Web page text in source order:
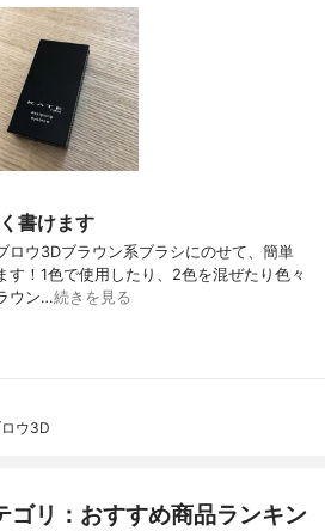
書けます
ロウ3Dブラウン系ブラシにのせて、簡単
す！1色で使用したり、2色を混ぜたり色々
ウン…続きを見る
ウ3D
ゴリ：おすすめ商品ランキン